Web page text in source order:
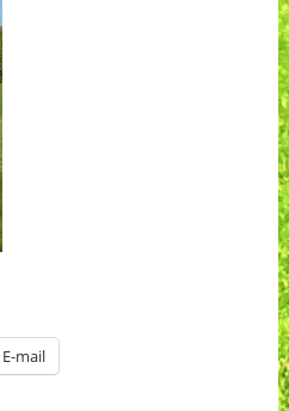
E-mail